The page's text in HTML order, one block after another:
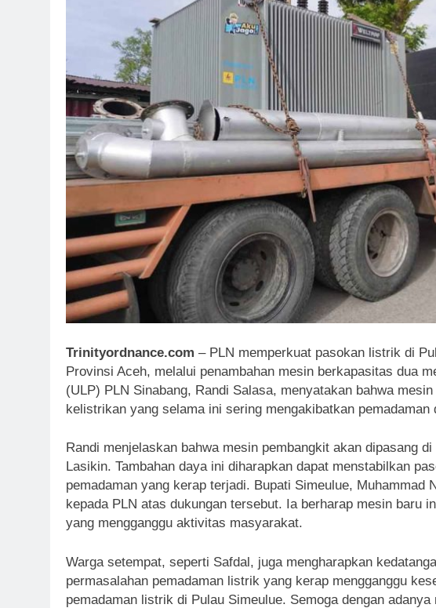
Trinityordnance.com – PLN memperkuat pasokan listrik di
Provinsi Aceh, melalui penambahan mesin berkapasitas dua
(ULP) PLN Sinabang, Randi Salasa, menyatakan bahwa
kelistrikan yang selama ini sering mengakibatkan
Randi menjelaskan bahwa mesin pembangkit akan dipasang
Lasikin. Tambahan daya ini diharapkan dapat menstabilkan
pemadaman yang kerap terjadi. Bupati Simeulue, Muhammad
kepada PLN atas dukungan tersebut. Ia berharap mesin baru
yang mengganggu aktivitas masyarakat.
Warga setempat, seperti Safdal, juga mengharapkan
permasalahan pemadaman listrik yang kerap mengganggu
pemadaman listrik di Pulau Simeulue. Semoga dengan